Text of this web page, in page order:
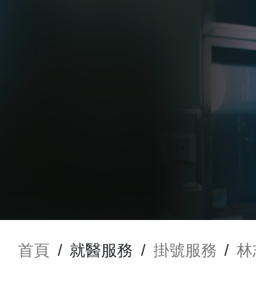
首頁 / 就醫服務 / 掛號服務 / 林